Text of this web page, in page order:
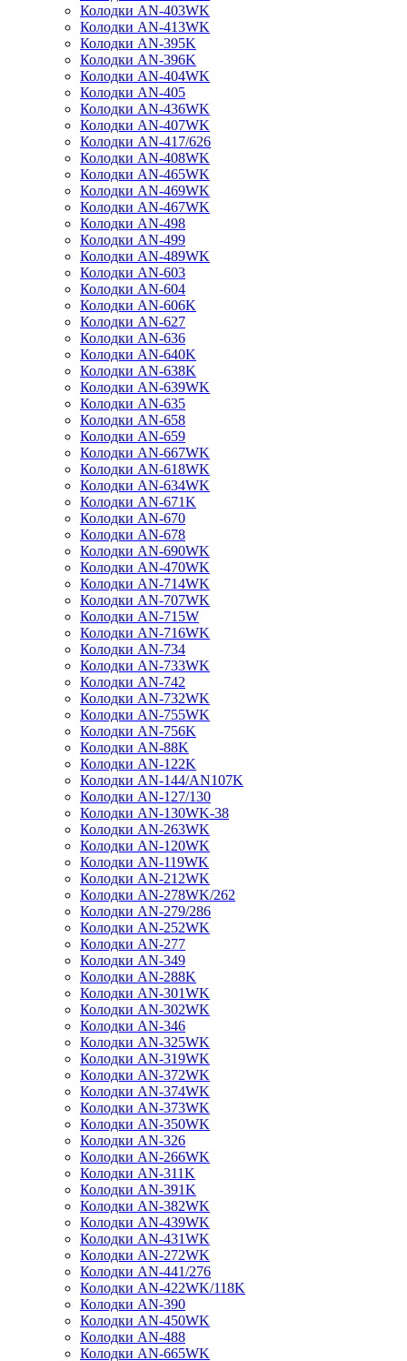
Колодки AN-403WK
Колодки AN-413WK
Колодки AN-395K
Колодки AN-396K
Колодки AN-404WK
Колодки AN-405
Колодки AN-436WK
Колодки AN-407WK
Колодки AN-417/626
Колодки AN-408WK
Колодки AN-465WK
Колодки AN-469WK
Колодки AN-467WK
Колодки AN-498
Колодки AN-499
Колодки AN-489WK
Колодки AN-603
Колодки AN-604
Колодки AN-606K
Колодки AN-627
Колодки AN-636
Колодки AN-640K
Колодки AN-638K
Колодки AN-639WK
Колодки AN-635
Колодки AN-658
Колодки AN-659
Колодки AN-667WK
Колодки AN-618WK
Колодки AN-634WK
Колодки AN-671K
Колодки AN-670
Колодки AN-678
Колодки AN-690WK
Колодки AN-470WK
Колодки AN-714WK
Колодки AN-707WK
Колодки AN-715W
Колодки AN-716WK
Колодки AN-734
Колодки AN-733WK
Колодки AN-742
Колодки AN-732WK
Колодки AN-755WK
Колодки AN-756K
Колодки AN-88K
Колодки AN-122K
Колодки AN-144/AN107K
Колодки AN-127/130
Колодки AN-130WK-38
Колодки AN-263WK
Колодки AN-120WK
Колодки AN-119WK
Колодки AN-212WK
Колодки AN-278WK/262
Колодки AN-279/286
Колодки AN-252WK
Колодки AN-277
Колодки AN-349
Колодки AN-288K
Колодки AN-301WK
Колодки AN-302WK
Колодки AN-346
Колодки AN-325WK
Колодки AN-319WK
Колодки AN-372WK
Колодки AN-374WK
Колодки AN-373WK
Колодки AN-350WK
Колодки AN-326
Колодки AN-266WK
Колодки AN-311K
Колодки AN-391K
Колодки AN-382WK
Колодки AN-439WK
Колодки AN-431WK
Колодки AN-272WK
Колодки AN-441/276
Колодки AN-422WK/118K
Колодки AN-390
Колодки AN-450WK
Колодки AN-488
Колодки AN-665WK